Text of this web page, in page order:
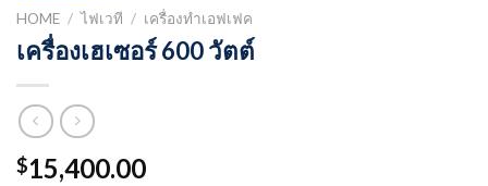
HOME / ไฟเวที / เครื่องทำเอฟเฟค
เครื่องเฮเซอร์ 600 วัตต์
$15,400.00